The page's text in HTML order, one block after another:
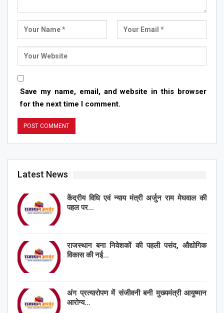
Save my name, email, and website in this browser
for the next time I comment.
Latest News
केंद्रीय विधि एवं न्याय मंत्री अर्जुन राम मेघवाल की
पहल पर…
राजस्थान बना निवेशकों की पहली पसंद, औद्योगिक
विकास की नई…
अंग प्रत्यारोपण में संजीवनी बनी मुख्यमंत्री आयुष्मान
आरोग्य…